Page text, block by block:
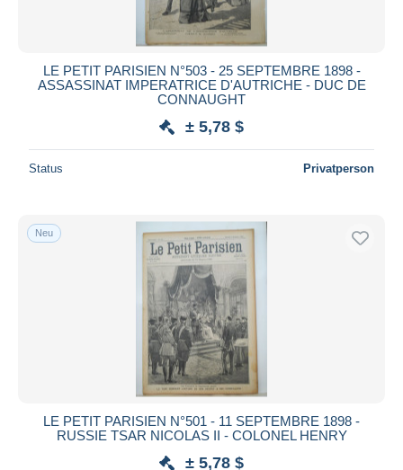
LE PETIT PARISIEN N°503 - 25 SEPTEMBRE 1898 -
ASSASSINAT IMPERATRICE D'AUTRICHE - DUC DE
CONNAUGHT
± 5,78 $
Status Privatperson
Neu
LE PETIT PARISIEN N°501 - 11 SEPTEMBRE 1898 -
RUSSIE TSAR NICOLAS II - COLONEL HENRY
± 5,78 $